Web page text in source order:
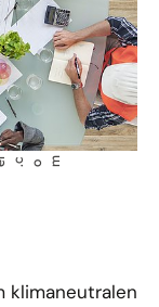
m
klimaneutralen